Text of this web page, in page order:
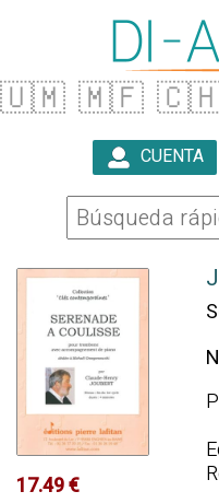
🇺🇲 🇲🇫
CUENTA
17.49 €